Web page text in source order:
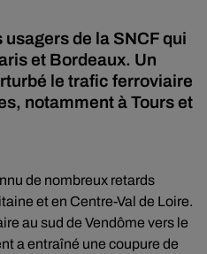
de la SNCF qui
et Bordeaux. Un
le trafic ferroviaire
notamment à Tours et
de nombreux retards
et en Centre-Val de Loire.
au sud de Vendôme vers le
a entraîné une coupure de